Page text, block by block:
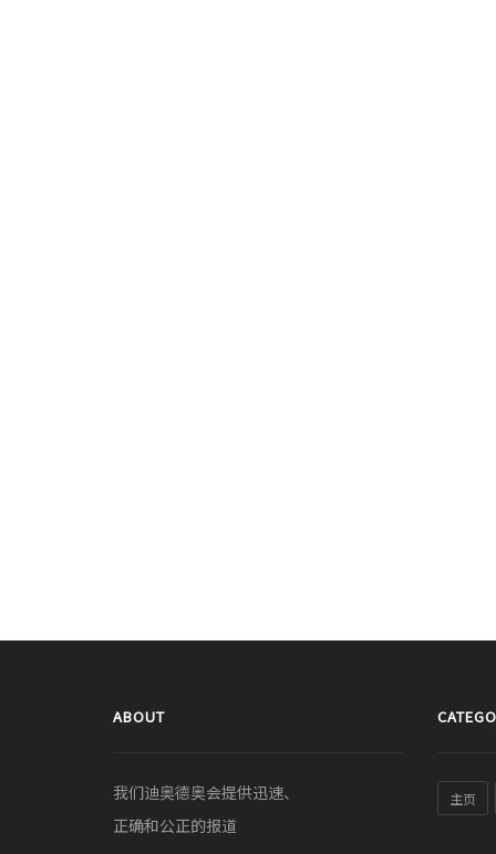
ABOUT
我们迪奥德奥会提供迅速、
正确和公正的报道
主页